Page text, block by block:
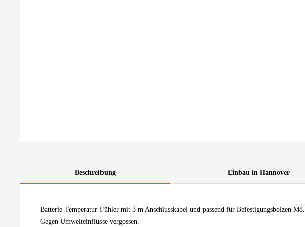
Beschreibung Einbau in Hannover
Batterie-Temperatur-Fühler mit 3 m Anschlusskabel und passend für Befestigungsbolzen M8.
Gegen Umwelteinflüsse vergossen.